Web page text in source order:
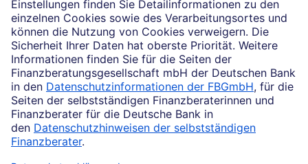
Ruhestand planen
Datenschutz
Barrierefreiheit
Cookie-Einstellungen